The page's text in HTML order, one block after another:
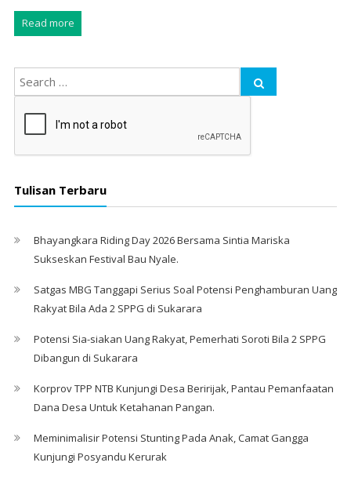
Read more
Tulisan Terbaru
Bhayangkara Riding Day 2026 Bersama Sintia Mariska
Sukseskan Festival Bau Nyale. ‎
Satgas MBG Tanggapi Serius Soal Potensi Penghamburan Uang
Rakyat Bila Ada 2 SPPG di Sukarara
Potensi Sia-siakan Uang Rakyat, Pemerhati Soroti Bila 2 SPPG
Dibangun di Sukarara
Korprov TPP NTB Kunjungi Desa Beririjak, Pantau Pemanfaatan
Dana Desa Untuk Ketahanan Pangan.
Meminimalisir Potensi Stunting Pada Anak, Camat Gangga
Kunjungi Posyandu Kerurak